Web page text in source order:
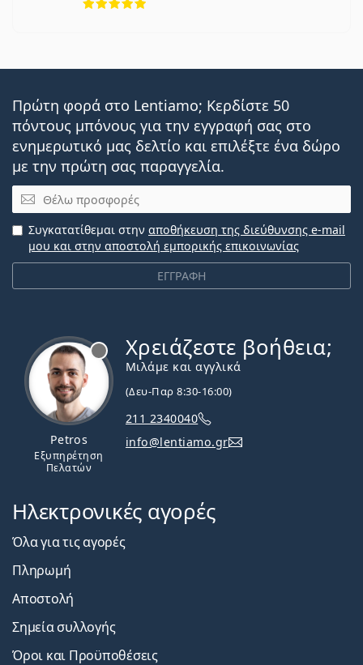
Πρώτη φορά στο Lentiamo; Κερδίστε 50
πόντους μπόνους για την εγγραφή σας στο
ενημερωτικό μας δελτίο και επιλέξτε ένα δώρο
με την πρώτη σας παραγγελία.
Email
ΕΓΓΡΑΦΗ
Συγκατατίθεμαι στην αποθήκευση της διεύθυνσης e-mail
μου και στην αποστολή εμπορικής επικοινωνίας
Petros
Εξυπηρέτηση
Πελατών
Χρειάζεστε βοήθεια;
Μιλάμε και αγγλικά
(Δευ-Παρ 8:30-16:00)
211 2340040
info@lentiamo.gr
Ηλεκτρονικές αγορές
Όλα για τις αγορές
Πληρωμή
Αποστολή
Σημεία συλλογής
Όροι και Προϋποθέσεις